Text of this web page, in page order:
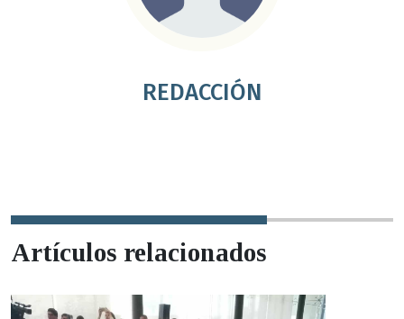
REDACCIÓN
Artículos relacionados